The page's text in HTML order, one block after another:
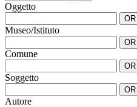
Oggetto
OR
Museo/Istituto
OR
Comune
OR
Soggetto
OR
Autore